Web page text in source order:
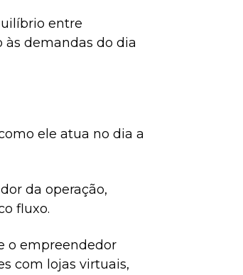
entre
demandas do dia
ele atua no dia a
da operação,
fluxo.
o empreendedor
com lojas virtuais,